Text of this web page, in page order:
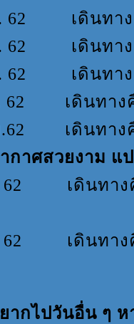
. 62 เดินทา
. 62 เดินทาง
. 62 เดินทาง
. 62 เดินทาง
.62 เดินทาง
กาศสวยงาม แ
. 62 เดินทาง
. 62 เดินทาง
ากไปวันอื่น ๆ